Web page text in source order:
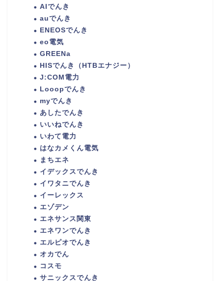
AIでんき
auでんき
ENEOSでんき
eo電気
GREENa
HISでんき（HTBエナジー）
J:COM電力
Looopでんき
myでんき
あしたでんき
いいねでんき
いわて電力
はなカメくん電気
まちエネ
イデックスでんき
イワタニでんき
イーレックス
エゾデン
エネサンス関東
エネワンでんき
エルピオでんき
オカでん
コスモ
サニックスでんき